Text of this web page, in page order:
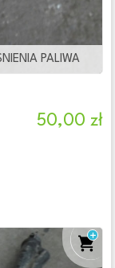
PALIWA
50,00 zł